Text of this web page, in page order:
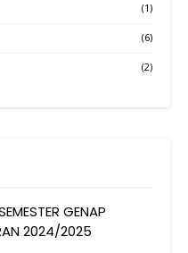
(1)
(6)
(2)
GENAP
2024/2025